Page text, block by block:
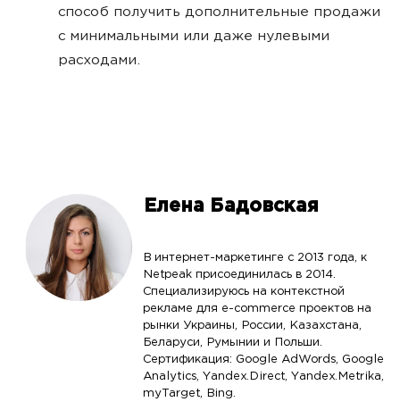
способ получить дополнительные продажи
с минимальными или даже нулевыми
расходами.
Елена Бадовская
В интернет-маркетинге с 2013 года, к
Netpeak присоединилась в 2014.
Специализируюсь на контекстной
рекламе для e-commerce проектов на
рынки Украины, России, Казахстана,
Беларуси, Румынии и Польши.
Сертификация: Google AdWords, Google
Analytics, Yandex.Direct, Yandex.Metrika,
myTarget, Bing.